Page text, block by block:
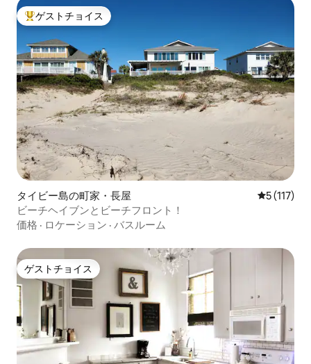
大好評のゲストチョイスです。
ゲストチョイス
タイビー島の町家・長屋 レビュー
5 (117)
ビーチヘイブンとビーチフロント！
価格 · ロケーション · バスルーム
ゲストチョイス
ゲストチョイス